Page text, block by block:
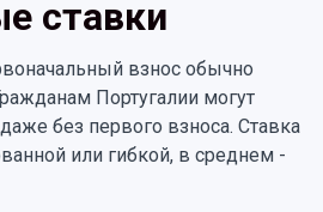
ставки
взнос обычно
Португалии могут
без первого взноса. Ставка
или гибкой, в среднем -